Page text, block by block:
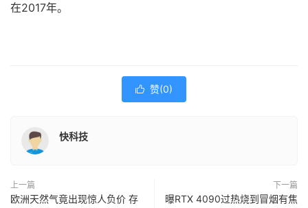
在2017年。
 赞(0)
快科技
上一篇
欧洲天然气竟出现惊人负价 存
下一篇
曝RTX 4090过热烧到冒烟有焦